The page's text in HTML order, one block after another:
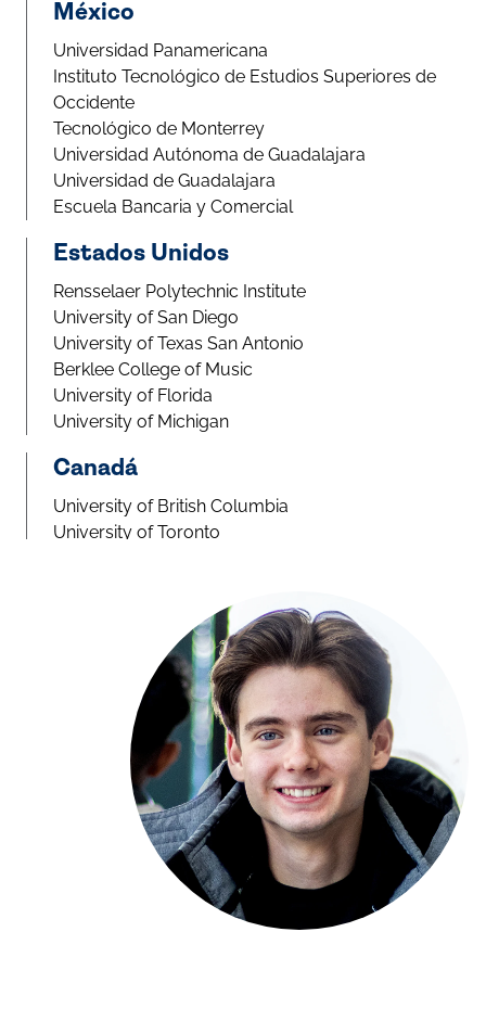
México
Universidad Panamericana
Instituto Tecnológico de Estudios Superiores de
Occidente
Tecnológico de Monterrey
Universidad Autónoma de Guadalajara
Universidad de Guadalajara
Escuela Bancaria y Comercial
Estados Unidos
Rensselaer Polytechnic Institute
University of San Diego
University of Texas San Antonio
Berklee College of Music
University of Florida
University of Michigan
Canadá
University of British Columbia
University of Toronto